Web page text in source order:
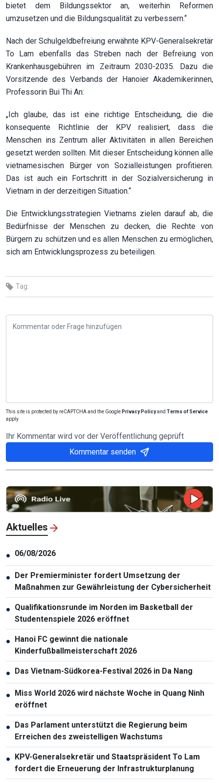
bietet dem Bildungssektor an, weiterhin Reformen
umzusetzen und die Bildungsqualität zu verbessern.“
Nach der Schulgeldbefreiung erwähnte KPV-Generalsekretär
To Lam ebenfalls das Streben nach der Befreiung von
Krankenhausgebühren im Zeitraum 2030-2035. Dazu die
Vorsitzende des Verbands der Hanoier Akademikerinnen,
Professorin Bui Thi An:
„Ich glaube, das ist eine richtige Entscheidung, die die
konsequente Richtlinie der KPV realisiert, dass die
Menschen ins Zentrum aller Aktivitäten in allen Bereichen
gesetzt werden sollten. Mit dieser Entscheidung können alle
vietnamesischen Bürger von Sozialleistungen profitieren.
Das ist auch ein Fortschritt in der Sozialversicherung in
Vietnam in der derzeitigen Situation.“
Die Entwicklungsstrategien Vietnams zielen darauf ab, die
Bedürfnisse der Menschen zu decken, die Rechte von
Bürgern zu schützen und es allen Menschen zu ermöglichen,
sich am Entwicklungsprozess zu beteiligen.
Tag:
This site is protected by reCAPTCHA and the Google Privacy Policyand Terms of Service
apply.
Ihr Kommentar wird vor der Veröffentlichung geprüft
Kommentar senden
Aktuelles
● 06/08/2026
● Der Premierminister fordert Umsetzung der
Maßnahmen zur Gewährleistung der Cybersicherheit
● Qualifikationsrunde im Norden im Basketball der
Studentenspiele 2026 eröffnet
● Hanoi FC gewinnt die nationale
Kinderfußballmeisterschaft 2026
● Das Vietnam-Südkorea-Festival 2026 in Da Nang
● Miss World 2026 wird nächste Woche in Quang Ninh
eröffnet
● Das Parlament unterstützt die Regierung beim
Erreichen des zweistelligen Wachstums
● KPV-Generalsekretär und Staatspräsident To Lam
fordert die Erneuerung der Infrastrukturplanung